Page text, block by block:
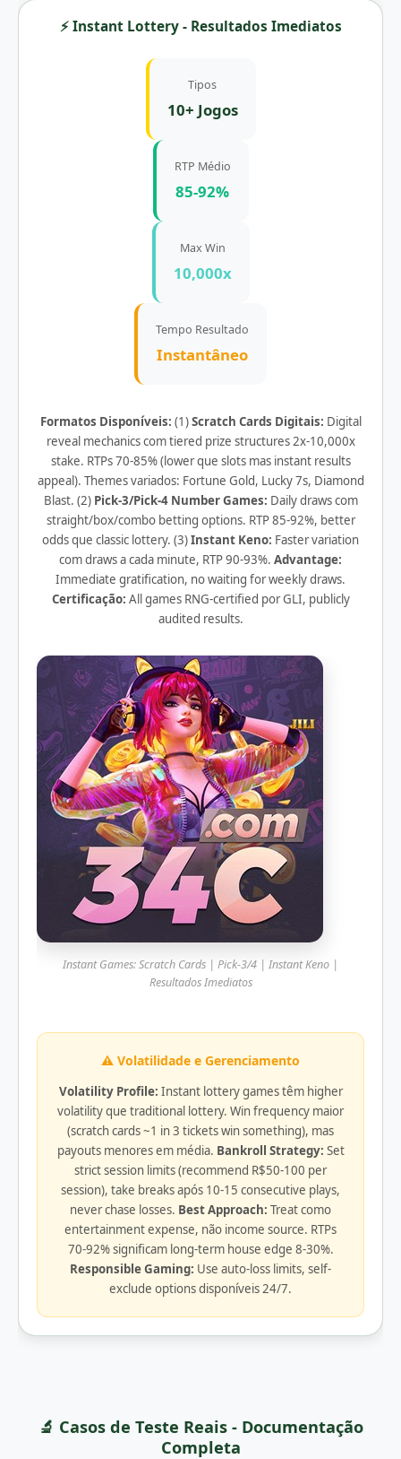
⚡ Instant Lottery - Resultados Imediatos
Tipos
10+ Jogos
RTP Médio
85-92%
Max Win
10,000x
Tempo Resultado
Instantâneo
Formatos Disponíveis: (1)Scratch Cards Digitais: Digital
reveal mechanics com tiered prize structures 2x-10,000x
stake. RTPs 70-85% (lower que slots mas instant results
appeal). Themes variados: Fortune Gold, Lucky 7s, Diamond
Blast. (2) Pick-3/Pick-4 Number Games: Daily draws com
straight/box/combo betting options. RTP 85-92%, better
odds que classic lottery. (3)Instant Keno: Faster variation
com draws a cada minute, RTP 90-93%. Advantage:
Immediate gratification, no waiting for weekly draws.
Certificação: All games RNG-certified por GLI, publicly
audited results.
Instant Games: Scratch Cards | Pick-3/4 | Instant Keno |
Resultados Imediatos
⚠️ Volatilidade e Gerenciamento
Volatility Profile: Instant lottery games têm higher
volatility que traditional lottery. Win frequency maior
(scratch cards ~1 in 3 tickets win something), mas
payouts menores em média. Bankroll Strategy: Set
strict session limits (recommend R$50-100 per
session), take breaks após 10-15 consecutive plays,
never chase losses. Best Approach: Treat como
entertainment expense, não income source. RTPs
70-92% significam long-term house edge 8-30%.
Responsible Gaming: Use auto-loss limits, self-
exclude options disponíveis 24/7.
🔬 Casos de Teste Reais - Documentação
Completa